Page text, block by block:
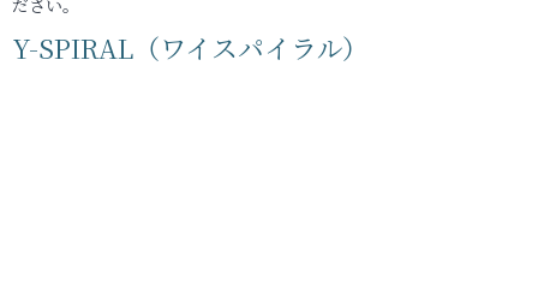
Y-SPIRAL（ワイスパイラル）